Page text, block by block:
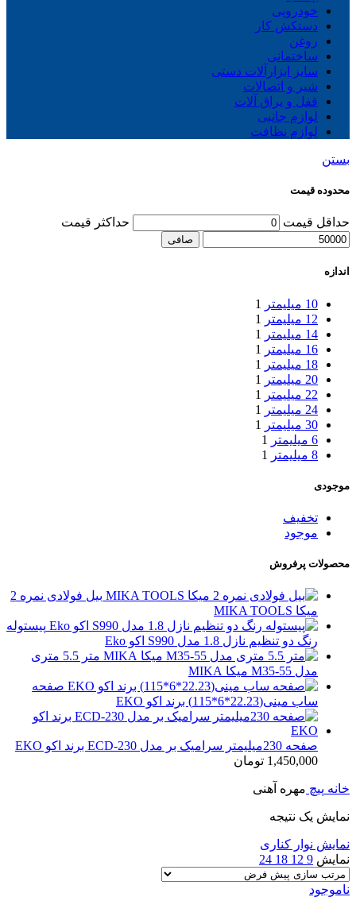
خودرویی
دستکش کار
روغن
ساختمانی
سایز ابزارآلات دستی
شیر و اتصالات
قفل و یراق آلات
لوازم جانبی
لوازم نظافت
بستن
محدوده قیمت
حداقل قیمت حداكثر قيمت
صافی
اندازه
10 میلیمتر
1
12 میلیمتر
1
14 میلیمتر
1
16 میلیمتر
1
18 میلیمتر
1
20 میلیمتر
1
22 میلیمتر
1
24 میلیمتر
1
30 میلیمتر
1
6 میلیمتر
1
8 میلیمتر
1
موجودی
تخفیف
موجود
محصولات پرفروش
بیل فولادی نمره 2
میکا MIKA TOOLS
پیستوله
رنگ دو تنظیم نازل 1.8 مدل S990 اکو Eko
متر 5.5 متری
مدل M35-55 میکا MIKA
صفحه
ساب مینی(22.23*6*115) برند اکو EKO
صفحه 230میلیمتر سرامیک بر مدل ECD-230 برند اکو EKO
1,450,000 تومان
خانه پیچ مهره آهنی
نمایش یک نتیجه
نمایش نوار کناری
نمایش 9
12
18
24
ناموجود